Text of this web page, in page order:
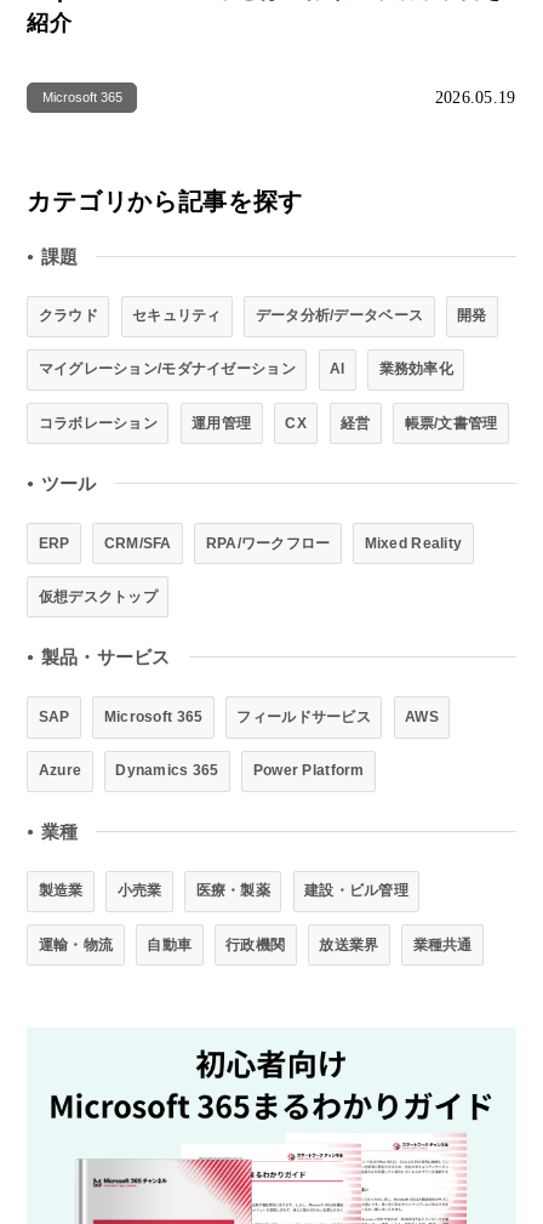
紹介
Microsoft 365 2026.05.19
カテゴリから記事を探す
● 課題
クラウド セキュリティ データ分析/データベース 開発
マイグレーション/モダナイゼーション AI 業務効率化
コラボレーション 運用管理 CX 経営 帳票/文書管理
● ツール
ERP CRM/SFA RPA/ワークフロー Mixed Reality
仮想デスクトップ
● 製品・サービス
SAP Microsoft 365 フィールドサービス AWS
Azure Dynamics 365 Power Platform
● 業種
製造業 小売業 医療・製薬 建設・ビル管理
運輸・物流 自動車 行政機関 放送業界 業種共通